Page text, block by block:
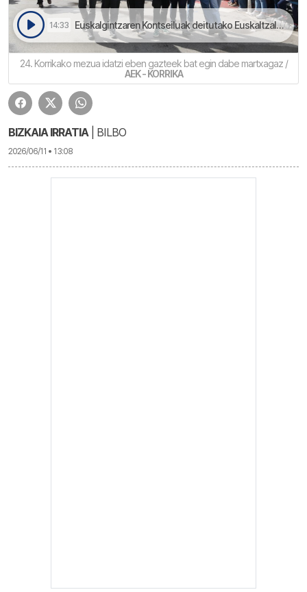
14:33 Euskalgintzaren Kontseiluak deitutako Euskaltzaleon Martxara batuko dira astegoienean | Goizeko Izarretan
24. Korrikako mezua idatzi eben gazteek bat egin dabe martxagaz /
AEK - KORRIKA
BIZKAIA IRRATIA | BILBO
2026/06/11 • 13:08